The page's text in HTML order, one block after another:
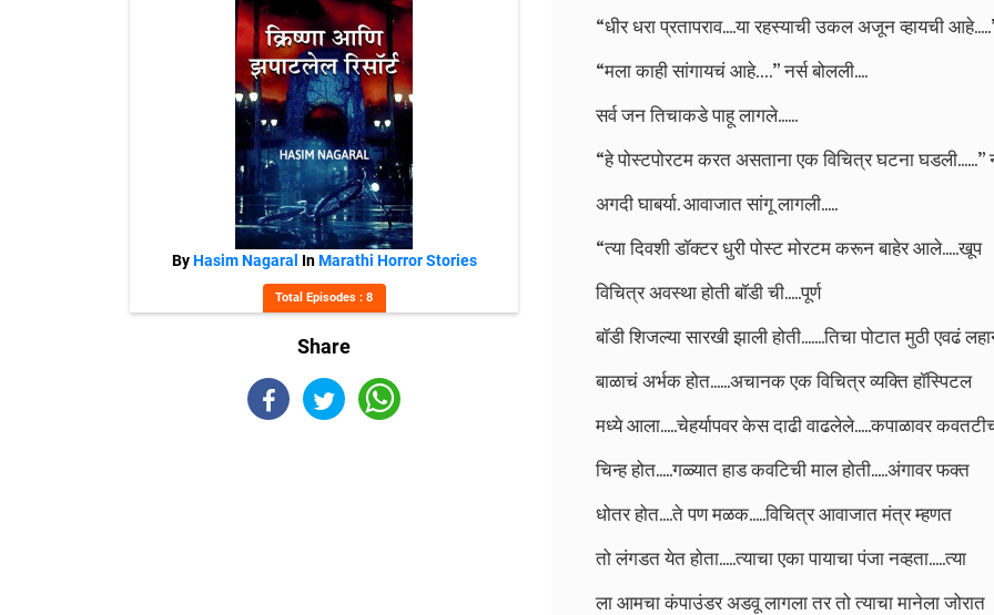
ByHasim Nagaral InMarathi Horror Stories
Total Episodes : 8
Share
“धीर धरा प्रतापराव....या रहस्याची उकल अजून व्हायची
“मला काही सांगायचं आहे….” नर्स बोलली....
सर्व जन तिचाकडे पाहू लागले......
“हे पोस्टपोरटम करत असताना एक विचित्र घटना घडली......”
अगदी घाबर्या. आवाजात सांगू लागली.....
“त्या दिवशी डॉक्टर धुरी पोस्ट मोरटम करून बाहेर आले.....खूप
विचित्र अवस्था होती बॉडी ची.....पूर्ण
बॉडी शिजल्या सारखी झाली होती.......तिचा पोटात मुठी एवढं
बाळाचं अर्भक होत......अचानक एक विचित्र व्यक्ति हॉस्पिटल
मध्ये आला.....चेहर्यापवर केस दाढी वाढलेले.....कपाळावर
चिन्ह होत.....गळ्यात हाड कवटिची माल होती.....अंगावर फक्त
धोतर होत....ते पण मळक.....विचित्र आवाजात मंत्र म्हणत
तो लंगडत येत होता.....त्याचा एका पायाचा पंजा नव्हता.....त्या
ला आमचा कंपाउंडर अडवू लागला तर तो त्याचा मानेला जोरात